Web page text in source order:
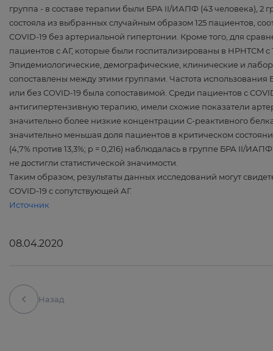
группа - в составе терапии были БРА II/ИАПФ (43 человека), 2
состояла из выбранных случайным образом 125 пациентов,
COVID-19 без артериальной гипертонии. Кроме того, для
пациентов с АГ, которые были госпитализированы в HPHTCM
Эпидемиологические, демографические, клинические и
сопоставлены между этими группами. Частота
или без COVID-19 была сопоставимой. Среди пациентов с
антигипертензивную терапию, имели схожие показатели
значительно более низкие концентрации С-реактивного
значительно меньшая доля пациентов в критическом
(4,7% против 13,3%; р = 0,216) наблюдалась в группе БРА II/
не достигли статистической значимости.
Таким образом, результаты данных исследований могут
COVID-19 с сопутствующей АГ.
Источник
08.04.2020
Назад